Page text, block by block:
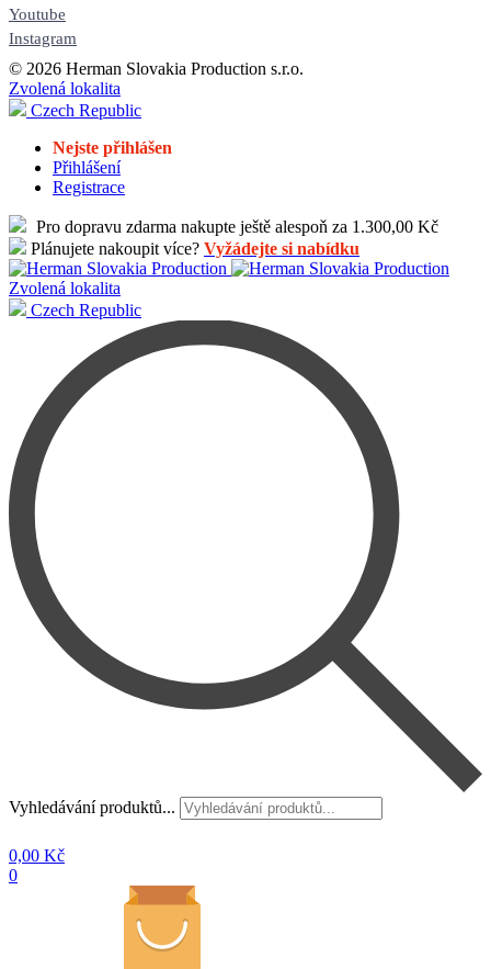
Youtube
Instagram
© 2026 Herman Slovakia Production s.r.o.
Zvolená lokalita
Czech Republic
Nejste přihlášen
Přihlášení
Registrace
Pro dopravu zdarma nakupte ještě alespoň za 1.300,00 Kč
Plánujete nakoupit více? Vyžádejte si nabídku
Zvolená lokalita
Czech Republic
Vyhledávání produktů...
0,00 Kč
0